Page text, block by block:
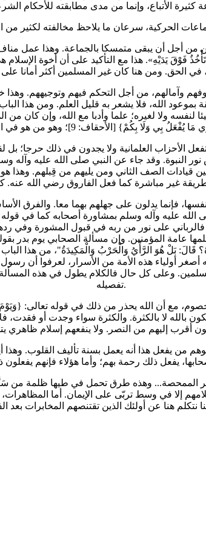
من أجل أن يبقى متمسكا بالجماعة. وهذا عمل
فَوْقَ يَدَيْهِ». هذا مع التأكيد على أن أخوة
وآمالهم، من أجل التحكم فيهم وتوجيههم.
الله، فلا يشعر به قليل العلم. ومن هذا
ولا لغيره؛ علما وأدبا مع الله، وإن كان من
الأحزاب العلمانية ولا يجدون في ذلك حرجا؛
نور النبوة. وقد جاء عن النبي صلى الله عليه
قيادات الصف الثاني ومن يليهم من قِبلهم. وهذا
على نور من ربه في قبول المشورة وفي
عامة المؤمنين. وإن مسألة الصحابي يوم بدر
قَالَ: بَلْ هُوَ الرَّأْيُ وَالْحَرْبُ وَالْمَكِيدَةُ"، من هذا
أولياء هذه الأمة من الأسرار، لعرفوا أن رسول
وعلى كل حال فالكلام يطول في هذه
تفصيله.
مع أن الله يحذر من ذلك في قوله تعالى:
[التوبة: 25]. وذلك لأن النصر يكون بالله لا بالكثرة. والكثرة
من يفعل هذا أنه يعمل بسنة تأليف القلوب.
الممحصة... وهذه طرق تحمل في طيها ظلمة من
كلامهم إلا في وسط تربّى على الإيمان. أما